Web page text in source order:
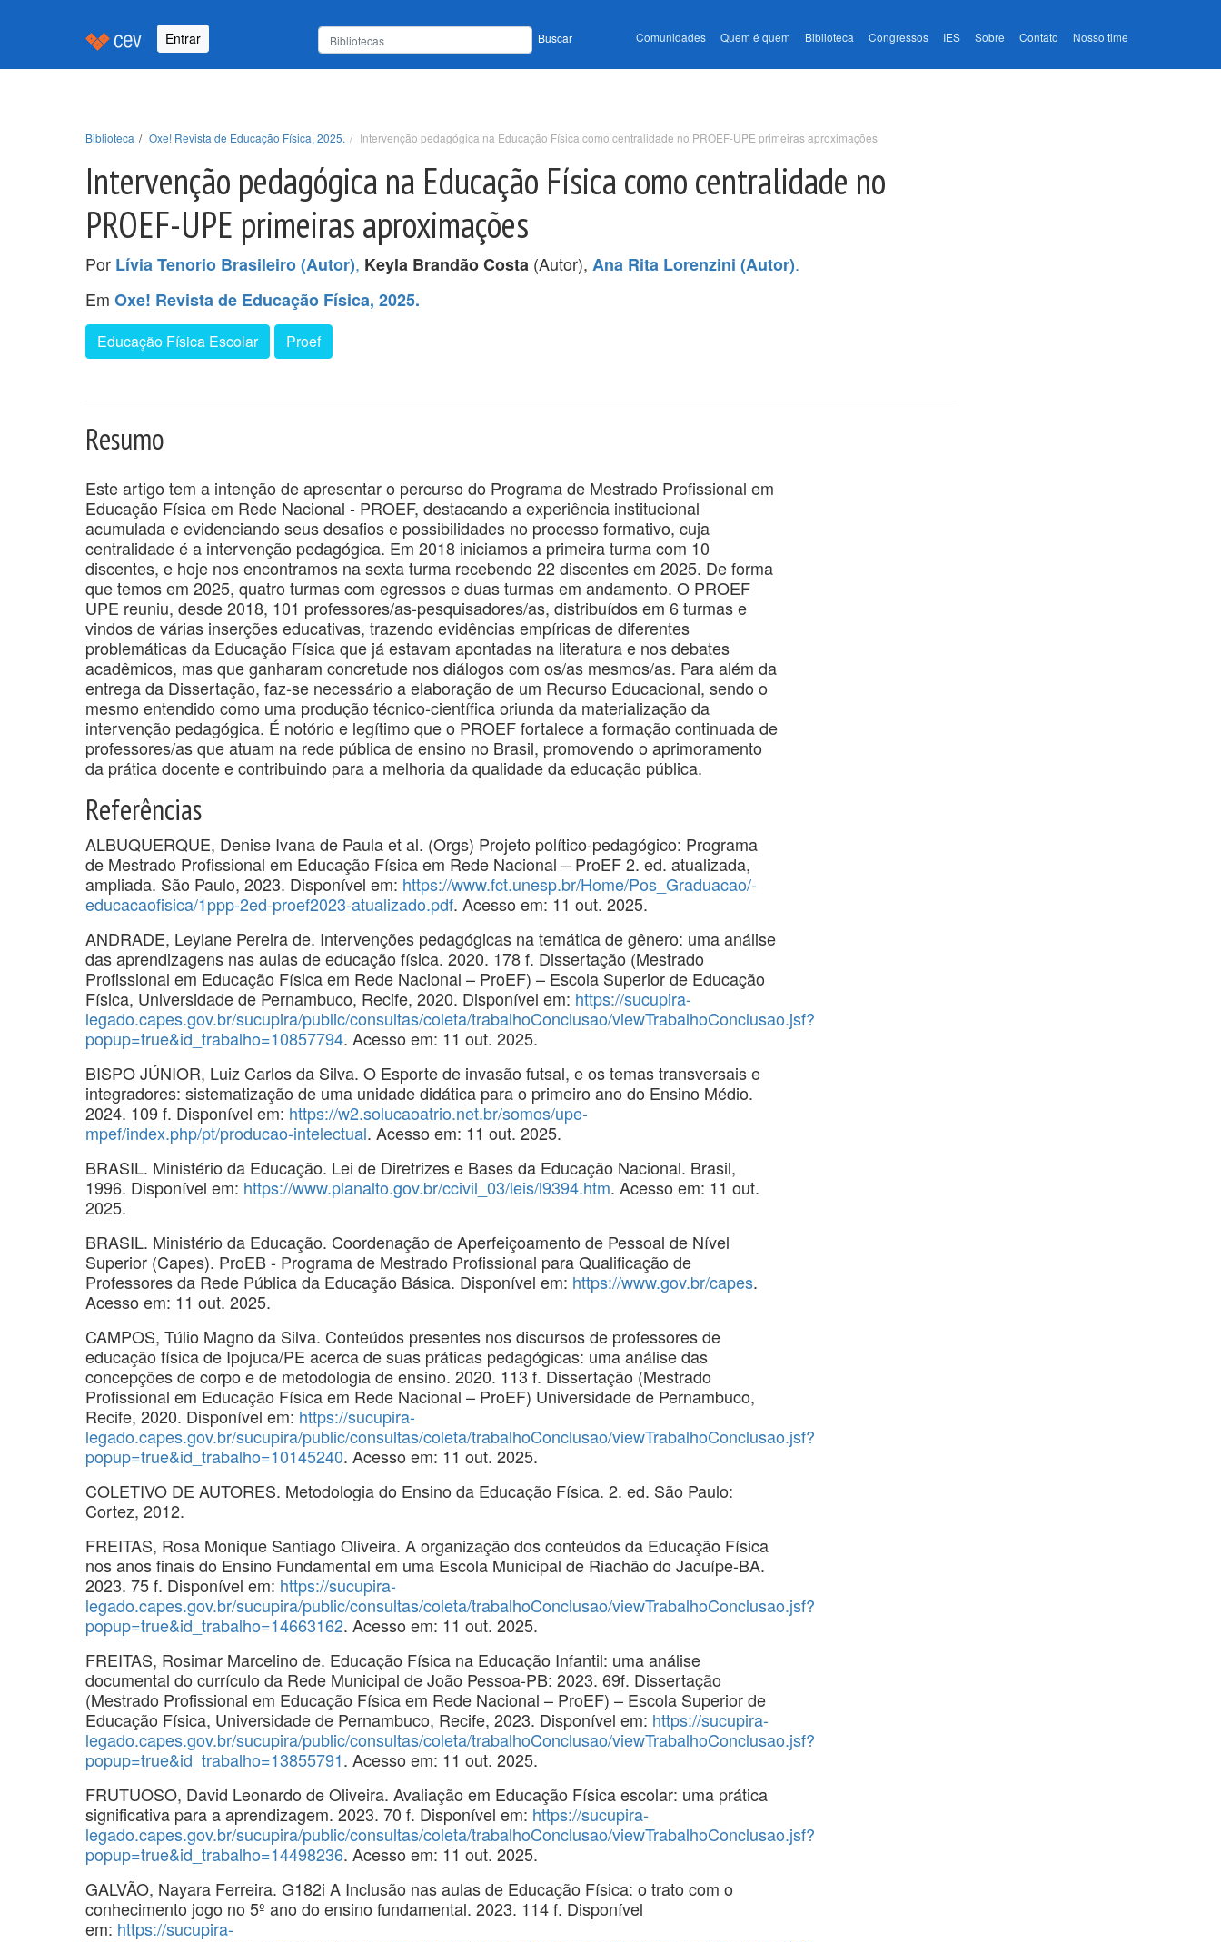
Entrar Buscar Comunidades Quem é quem Biblioteca Congressos IES Sobre Contato Nosso time
Biblioteca Oxe! Revista de Educação Física, 2025. Intervenção pedagógica na Educação Física como centralidade no PROEF-UPE primeiras aproximações
Intervenção pedagógica na Educação Física como centralidade no
PROEF-UPE primeiras aproximações
Por Lívia Tenorio Brasileiro (Autor), Keyla Brandão Costa (Autor), Ana Rita Lorenzini (Autor).
Em Oxe! Revista de Educação Física, 2025.
Educação Física Escolar Proef
Resumo
Este artigo tem a intenção de apresentar o percurso do Programa de Mestrado Profissional em
Educação Física em Rede Nacional - PROEF, destacando a experiência institucional
acumulada e evidenciando seus desafios e possibilidades no processo formativo, cuja
centralidade é a intervenção pedagógica. Em 2018 iniciamos a primeira turma com 10
discentes, e hoje nos encontramos na sexta turma recebendo 22 discentes em 2025. De forma
que temos em 2025, quatro turmas com egressos e duas turmas em andamento. O PROEF
UPE reuniu, desde 2018, 101 professores/as-pesquisadores/as, distribuídos em 6 turmas e
vindos de várias inserções educativas, trazendo evidências empíricas de diferentes
problemáticas da Educação Física que já estavam apontadas na literatura e nos debates
acadêmicos, mas que ganharam concretude nos diálogos com os/as mesmos/as. Para além da
entrega da Dissertação, faz-se necessário a elaboração de um Recurso Educacional, sendo o
mesmo entendido como uma produção técnico-científica oriunda da materialização da
intervenção pedagógica. É notório e legítimo que o PROEF fortalece a formação continuada de
professores/as que atuam na rede pública de ensino no Brasil, promovendo o aprimoramento
da prática docente e contribuindo para a melhoria da qualidade da educação pública.
Referências
ALBUQUERQUE, Denise Ivana de Paula et al. (Orgs) Projeto político-pedagógico: Programa
de Mestrado Profissional em Educação Física em Rede Nacional – ProEF 2. ed. atualizada,
ampliada. São Paulo, 2023. Disponível em: https://www.fct.unesp.br/Home/Pos_Graduacao/-
educacaofisica/1ppp-2ed-proef2023-atualizado.pdf. Acesso em: 11 out. 2025.
ANDRADE, Leylane Pereira de. Intervenções pedagógicas na temática de gênero: uma análise
das aprendizagens nas aulas de educação física. 2020. 178 f. Dissertação (Mestrado
Profissional em Educação Física em Rede Nacional – ProEF) – Escola Superior de Educação
Física, Universidade de Pernambuco, Recife, 2020. Disponível em: https://sucupira-
legado.capes.gov.br/sucupira/public/consultas/coleta/trabalhoConclusao/viewTrabalhoConclusao.jsf?
popup=true&id_trabalho=10857794. Acesso em: 11 out. 2025.
BISPO JÚNIOR, Luiz Carlos da Silva. O Esporte de invasão futsal, e os temas transversais e
integradores: sistematização de uma unidade didática para o primeiro ano do Ensino Médio.
2024. 109 f. Disponível em: https://w2.solucaoatrio.net.br/somos/upe-
mpef/index.php/pt/producao-intelectual. Acesso em: 11 out. 2025.
BRASIL. Ministério da Educação. Lei de Diretrizes e Bases da Educação Nacional. Brasil,
1996. Disponível em: https://www.planalto.gov.br/ccivil_03/leis/l9394.htm. Acesso em: 11 out.
2025.
BRASIL. Ministério da Educação. Coordenação de Aperfeiçoamento de Pessoal de Nível
Superior (Capes). ProEB - Programa de Mestrado Profissional para Qualificação de
Professores da Rede Pública da Educação Básica. Disponível em: https://www.gov.br/capes.
Acesso em: 11 out. 2025.
CAMPOS, Túlio Magno da Silva. Conteúdos presentes nos discursos de professores de
educação física de Ipojuca/PE acerca de suas práticas pedagógicas: uma análise das
concepções de corpo e de metodologia de ensino. 2020. 113 f. Dissertação (Mestrado
Profissional em Educação Física em Rede Nacional – ProEF) Universidade de Pernambuco,
Recife, 2020. Disponível em: https://sucupira-
legado.capes.gov.br/sucupira/public/consultas/coleta/trabalhoConclusao/viewTrabalhoConclusao.jsf?
popup=true&id_trabalho=10145240. Acesso em: 11 out. 2025.
COLETIVO DE AUTORES. Metodologia do Ensino da Educação Física. 2. ed. São Paulo:
Cortez, 2012.
FREITAS, Rosa Monique Santiago Oliveira. A organização dos conteúdos da Educação Física
nos anos finais do Ensino Fundamental em uma Escola Municipal de Riachão do Jacuípe-BA.
2023. 75 f. Disponível em: https://sucupira-
legado.capes.gov.br/sucupira/public/consultas/coleta/trabalhoConclusao/viewTrabalhoConclusao.jsf?
popup=true&id_trabalho=14663162. Acesso em: 11 out. 2025.
FREITAS, Rosimar Marcelino de. Educação Física na Educação Infantil: uma análise
documental do currículo da Rede Municipal de João Pessoa-PB: 2023. 69f. Dissertação
(Mestrado Profissional em Educação Física em Rede Nacional – ProEF) – Escola Superior de
Educação Física, Universidade de Pernambuco, Recife, 2023. Disponível em: https://sucupira-
legado.capes.gov.br/sucupira/public/consultas/coleta/trabalhoConclusao/viewTrabalhoConclusao.jsf?
popup=true&id_trabalho=13855791. Acesso em: 11 out. 2025.
FRUTUOSO, David Leonardo de Oliveira. Avaliação em Educação Física escolar: uma prática
significativa para a aprendizagem. 2023. 70 f. Disponível em: https://sucupira-
legado.capes.gov.br/sucupira/public/consultas/coleta/trabalhoConclusao/viewTrabalhoConclusao.jsf?
popup=true&id_trabalho=14498236. Acesso em: 11 out. 2025.
GALVÃO, Nayara Ferreira. G182i A Inclusão nas aulas de Educação Física: o trato com o
conhecimento jogo no 5º ano do ensino fundamental. 2023. 114 f. Disponível
em: https://sucupira-